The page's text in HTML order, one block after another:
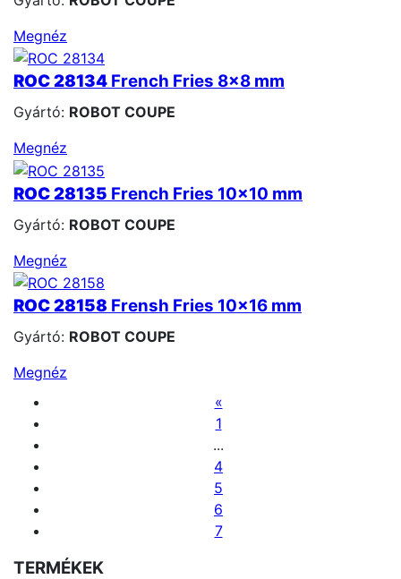
Megnéz
ROC 28134 French Fries 8x8 mm
Gyártó: ROBOT COUPE
Megnéz
ROC 28135 French Fries 10x10 mm
Gyártó: ROBOT COUPE
Megnéz
ROC 28158 Frensh Fries 10x16 mm
Gyártó: ROBOT COUPE
Megnéz
«
1
...
4
5
6
7
TERMÉKEK